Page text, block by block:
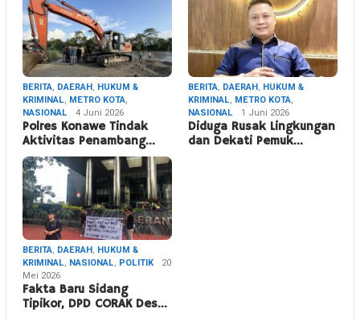
BERITA, DAERAH, HUKUM &
KRIMINAL, METRO KOTA,
NASIONAL
4 Juni 2026
Polres Konawe Tindak
Aktivitas Penambang…
BERITA, DAERAH, HUKUM &
KRIMINAL, METRO KOTA,
NASIONAL
1 Juni 2026
Diduga Rusak Lingkungan
dan Dekati Pemuk…
BERITA, DAERAH, HUKUM &
KRIMINAL, NASIONAL, POLITIK
20
Mei 2026
Fakta Baru Sidang
Tipikor, DPD CORAK Des…